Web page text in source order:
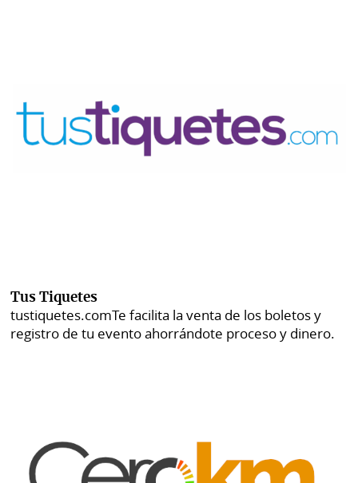
Tus Tiquetes
tustiquetes.comTe facilita la venta de los boletos y
registro de tu evento ahorrándote proceso y dinero.